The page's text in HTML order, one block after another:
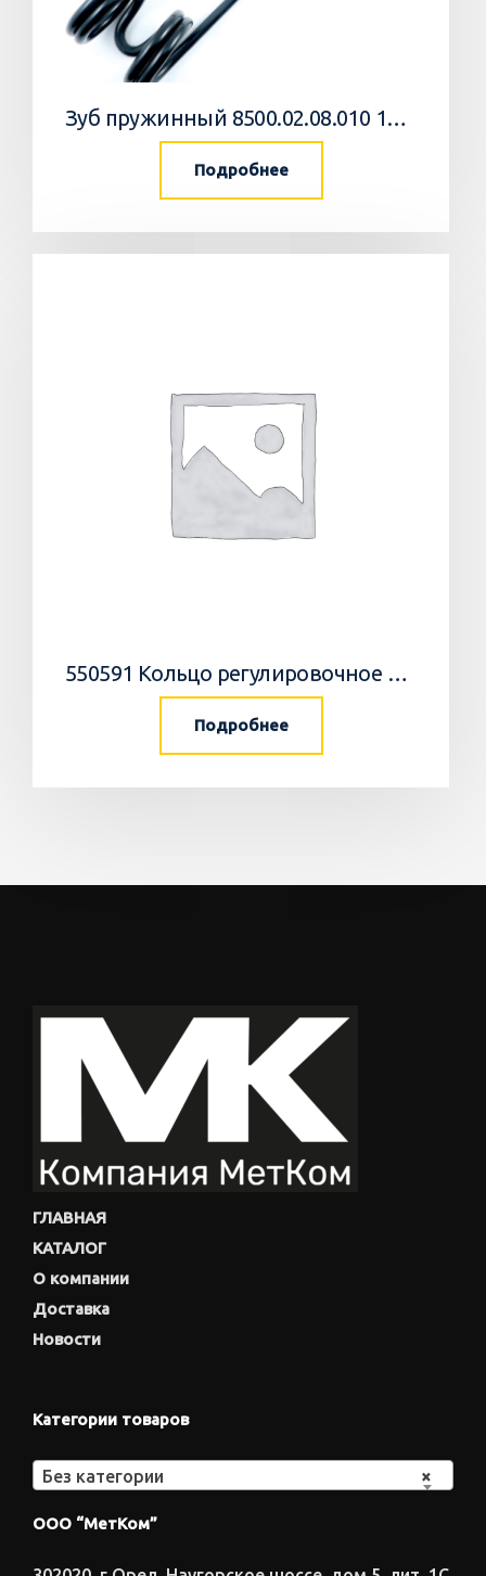
Зуб пружинный 8500.02.08.010 10 Агромастер
Подробнее
550591 Кольцо регулировочное 0,05мм/WEDGE
Подробнее
ГЛАВНАЯ
КАТАЛОГ
О компании
Доставка
Новости
Категории товаров
×
Без категории
ООО “МетКом”